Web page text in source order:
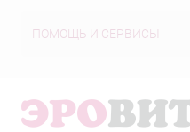
ПОМОЩЬ И СЕРВИСЫ